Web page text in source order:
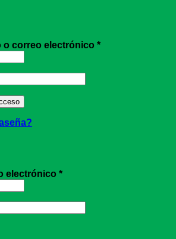
o correo electrónico *Obligatorio
electrónico *Obligatorio